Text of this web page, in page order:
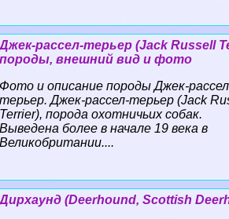
Джек-рассел-терьер (Jack Russell
породы, внешний вид и фото
Фото и описание породы Джек-
терьер. Джек-рассел-терьер (Jack
Terrier), порода охотничьих собак.
Выведена более в начале 19 века в
Великобритании....
Дирхаунд (Deerhound, Scottish